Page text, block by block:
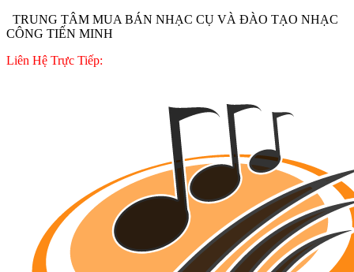
TRUNG TÂM MUA BÁN NHẠC CỤ VÀ ĐÀO TẠO NHẠC
CÔNG TIẾN MINH
Liên Hệ Trực Tiếp: